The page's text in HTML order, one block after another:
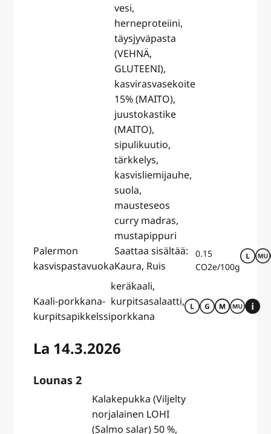
Palermon
kasvispastavuoka
vesi,
herneproteiini,
täysjyväpasta
(VEHNÄ,
GLUTEENI),
kasvirasvasekoite
15% (MAITO),
juustokastike
(MAITO),
sipulikuutio,
tärkkelys,
kasvisliemijauhe,
suola,
mausteseos
curry madras,
mustapippuri
Saattaa sisältää:
Kaura, Ruis
0.15
CO2e/100g
Kaali-porkkana-
kurpitsapikkelssi
keräkaali,
kurpitsasalaatti,
porkkana
La 14.3.2026
Lounas 2
Kalakepukka (Viljelty
norjalainen LOHI
(Salmo salar) 50 %,